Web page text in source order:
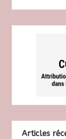
Articles